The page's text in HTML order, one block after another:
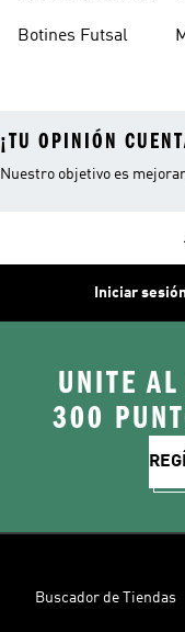
Botines Futsal
¡TU OPINIÓN
Nuestro objetivo es
Iniciar sesión
UNITE
300
Buscador de Tiendas